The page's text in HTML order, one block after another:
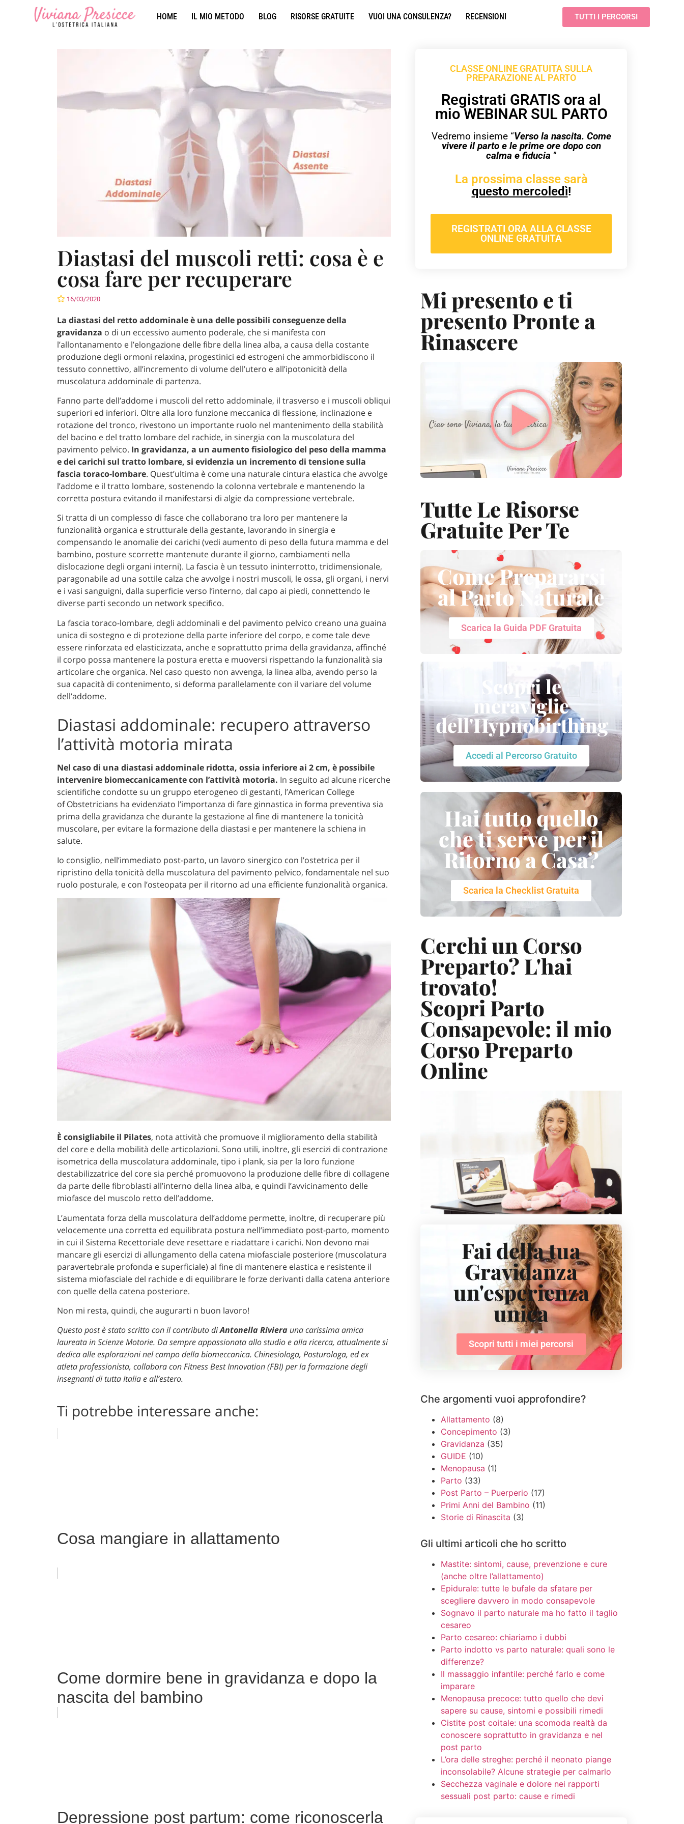
HOME IL MIO METODO BLOG RISORSE GRATUITE VUOI UNA CONSULENZA? RECENSIONI TUTTI I PERCORSI
Diastasi del muscoli retti: cosa è e
cosa fare per recuperare
16/03/2020
La diastasi del retto addominale è una delle possibili conseguenze della
gravidanza o di un eccessivo aumento poderale, che si manifesta con
l’allontanamento e l’elongazione delle fibre della linea alba, a causa della costante
produzione degli ormoni relaxina, progestinici ed estrogeni che ammorbidiscono il
tessuto connettivo, all’incremento di volume dell’utero e all’ipotonicità della
muscolatura addominale di partenza.
Fanno parte dell’addome i muscoli del retto addominale, il trasverso e i muscoli obliqui
superiori ed inferiori. Oltre alla loro funzione meccanica di flessione, inclinazione e
rotazione del tronco, rivestono un importante ruolo nel mantenimento della stabilità
del bacino e del tratto lombare del rachide, in sinergia con la muscolatura del
pavimento pelvico. In gravidanza, a un aumento fisiologico del peso della mamma
e dei carichi sul tratto lombare, si evidenzia un incremento di tensione sulla
fascia toraco-lombare. Quest’ultima è come una naturale cintura elastica che avvolge
l’addome e il tratto lombare, sostenendo la colonna vertebrale e mantenendo la
corretta postura evitando il manifestarsi di algie da compressione vertebrale.
Si tratta di un complesso di fasce che collaborano tra loro per mantenere la
funzionalità organica e strutturale della gestante, lavorando in sinergia e
compensando le anomalie dei carichi (vedi aumento di peso della futura mamma e del
bambino, posture scorrette mantenute durante il giorno, cambiamenti nella
dislocazione degli organi interni). La fascia è un tessuto ininterrotto, tridimensionale,
paragonabile ad una sottile calza che avvolge i nostri muscoli, le ossa, gli organi, i nervi
e i vasi sanguigni, dalla superficie verso l’interno, dal capo ai piedi, connettendo le
diverse parti secondo un network specifico.
La fascia toraco-lombare, degli addominali e del pavimento pelvico creano una guaina
unica di sostegno e di protezione della parte inferiore del corpo, e come tale deve
essere rinforzata ed elasticizzata, anche e soprattutto prima della gravidanza, affinché
il corpo possa mantenere la postura eretta e muoversi rispettando la funzionalità sia
articolare che organica. Nel caso questo non avvenga, la linea alba, avendo perso la
sua capacità di contenimento, si deforma parallelamente con il variare del volume
dell’addome.
Diastasi addominale: recupero attraverso
l’attività motoria mirata
Nel caso di una diastasi addominale ridotta, ossia inferiore ai 2 cm, è possibile
intervenire biomeccanicamente con l’attività motoria. In seguito ad alcune ricerche
scientifiche condotte su un gruppo eterogeneo di gestanti, l’American College
of Obstetricians ha evidenziato l’importanza di fare ginnastica in forma preventiva sia
prima della gravidanza che durante la gestazione al fine di mantenere la tonicità
muscolare, per evitare la formazione della diastasi e per mantenere la schiena in
salute.
Io consiglio, nell’immediato post-parto, un lavoro sinergico con l’ostetrica per il
ripristino della tonicità della muscolatura del pavimento pelvico, fondamentale nel suo
ruolo posturale, e con l’osteopata per il ritorno ad una efficiente funzionalità organica.
È consigliabile il Pilates, nota attività che promuove il miglioramento della stabilità
del core e della mobilità delle articolazioni. Sono utili, inoltre, gli esercizi di contrazione
isometrica della muscolatura addominale, tipo i plank, sia per la loro funzione
destabilizzatrice del core sia perché promuovono la produzione delle fibre di collagene
da parte delle fibroblasti all’interno della linea alba, e quindi l’avvicinamento delle
miofasce del muscolo retto dell’addome.
L’aumentata forza della muscolatura dell’addome permette, inoltre, di recuperare più
velocemente una corretta ed equilibrata postura nell’immediato post-parto, momento
in cui il Sistema Recettoriale deve resettare e riadattare i carichi. Non devono mai
mancare gli esercizi di allungamento della catena miofasciale posteriore (muscolatura
paravertebrale profonda e superficiale) al fine di mantenere elastica e resistente il
sistema miofasciale del rachide e di equilibrare le forze derivanti dalla catena anteriore
con quelle della catena posteriore.
Non mi resta, quindi, che augurarti n buon lavoro!
Questo post è stato scritto con il contributo diAntonella Riviera una carissima amica
laureata in Scienze Motorie. Da sempre appassionata allo studio e alla ricerca, attualmente si
dedica alle esplorazioni nel campo della biomeccanica. Chinesiologa, Posturologa, ed ex
atleta professionista, collabora con Fitness Best Innovation (FBI) per la formazione degli
insegnanti di tutta Italia e all’estero.
Ti potrebbe interessare anche:
Cosa mangiare in allattamento
Come dormire bene in gravidanza e dopo la
nascita del bambino
Depressione post partum: come riconoscerla
CLASSE ONLINE GRATUITA SULLA
PREPARAZIONE AL PARTO
Registrati GRATIS ora al
mio WEBINAR SUL PARTO
Vedremo insieme “Verso la nascita. Come
vivere il parto e le prime ore dopo con
calma e fiducia ”
La prossima classe sarà
questo mercoledì!
REGISTRATI ORA ALLA CLASSE
ONLINE GRATUITA
Mi presento e ti
presento Pronte a
Rinascere
Tutte Le Risorse
Gratuite Per Te
Come Prepararsi
al Parto Naturale
Scarica la Guida PDF Gratuita
Scopri le
meraviglie
dell'Hypnobirthing
Accedi al Percorso Gratuito
Hai tutto quello
che ti serve per il
Ritorno a Casa?
Scarica la Checklist Gratuita
Cerchi un Corso
Preparto? L'hai
trovato!
Scopri Parto
Consapevole: il mio
Corso Preparto
Online
Fai della tua
Gravidanza
un'esperienza
unica
Scopri tutti i miei percorsi
Che argomenti vuoi approfondire?
Allattamento (8)
Concepimento (3)
Gravidanza (35)
GUIDE (10)
Menopausa (1)
Parto (33)
Post Parto – Puerperio (17)
Primi Anni del Bambino (11)
Storie di Rinascita (3)
Gli ultimi articoli che ho scritto
Mastite: sintomi, cause, prevenzione e cure
(anche oltre l’allattamento)
Epidurale: tutte le bufale da sfatare per
scegliere davvero in modo consapevole
Sognavo il parto naturale ma ho fatto il taglio
cesareo
Parto cesareo: chiariamo i dubbi
Parto indotto vs parto naturale: quali sono le
differenze?
Il massaggio infantile: perché farlo e come
imparare
Menopausa precoce: tutto quello che devi
sapere su cause, sintomi e possibili rimedi
Cistite post coitale: una scomoda realtà da
conoscere soprattutto in gravidanza e nel
post parto
L’ora delle streghe: perché il neonato piange
inconsolabile? Alcune strategie per calmarlo
Secchezza vaginale e dolore nei rapporti
sessuali post parto: cause e rimedi